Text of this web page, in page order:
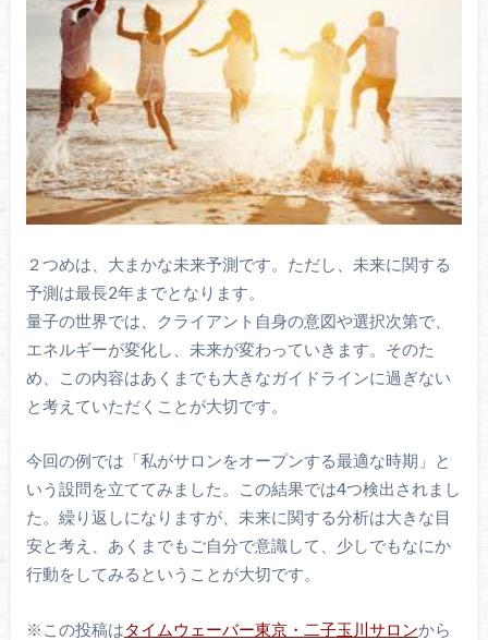
２つめは、大まかな未来予測です。ただし、未来に関する
予測は最長2年までとなります。
量子の世界では、クライアント自身の意図や選択次第で、
エネルギーが変化し、未来が変わっていきます。そのた
め、この内容はあくまでも大きなガイドラインに過ぎない
と考えていただくことが大切です。
今回の例では「私がサロンをオープンする最適な時期」と
いう設問を立ててみました。この結果では4つ検出されまし
た。繰り返しになりますが、未来に関する分析は大きな目
安と考え、あくまでもご自分で意識して、少しでもなにか
行動をしてみるということが大切です。
※この投稿はタイムウェーバー東京・二子玉川サロンから